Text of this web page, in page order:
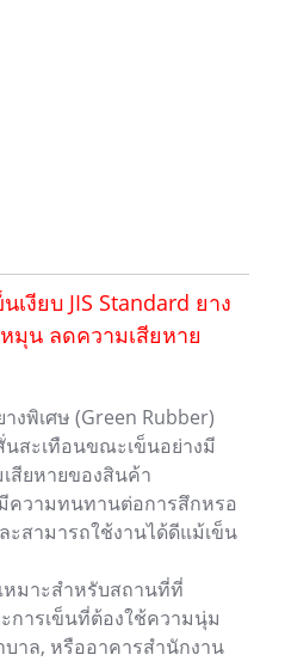
งียบ JIS Standard ยาง
มุน ลดความเสียหาย
างพิเศษ (Green Rubber)
สะเทือนขณะเข็นอย่างมี
สียหายของสินค้า
ความทนทานต่อการสึกหรอ
ะสามารถใช้งานได้ดีแม้เข็น
เหมาะสำหรับสถานที่ที่
การเข็นที่ต้องใช้ความนุ่ม
บาล, หรืออาคารสำนักงาน